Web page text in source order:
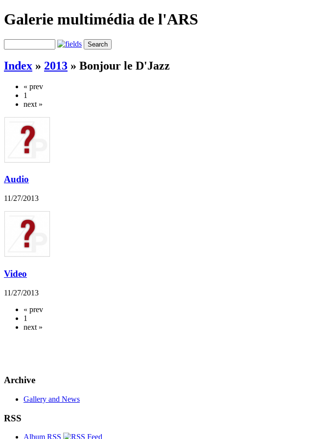
Galerie multimédia de l'ARS
Index » 2013 » Bonjour le D'Jazz
« prev
1
next »
Audio
11/27/2013
Video
11/27/2013
« prev
1
next »
Archive
Gallery and News
RSS
Album RSS